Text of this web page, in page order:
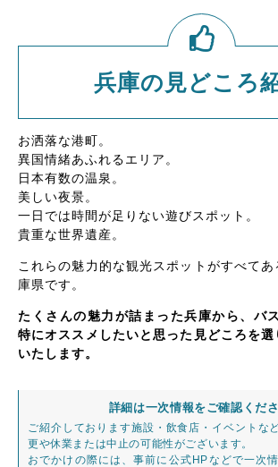
兵庫の見どころ
お洒落な港町。
異国情緒あふれるエリア。
日本有数の温泉。
美しい夜景。
一日では時間が足りない遊びスポット。
貴重な世界遺産。
これらの魅力的な観光スポットがすべて
庫県です。
たくさんの魅力が詰まった兵庫から、バ
特にオススメしたいと思った見どころを
いたします。
詳細は一次情報をご確認くだ
ご紹介しております施設・飲食店・イベントな
更や休業または中止の可能性がございます。
おでかけの際には、事前に公式HPなどで一次